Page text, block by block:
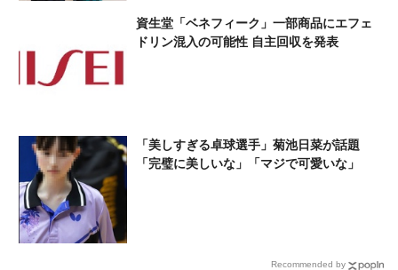
資生堂「ベネフィーク」一部商品にエフェ
ドリン混入の可能性 自主回収を発表
「美しすぎる卓球選手」菊池日菜が話題
「完璧に美しいな」「マジで可愛いな」
Recommended by